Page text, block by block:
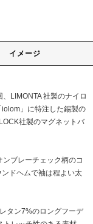
イメージ
LIMONTA 社製のナイロ
」に特注した錫製の
社製のマグネットバ
ブレーチェック柄のコ
ドヘムで袖は程よい太
タン7%のロングフーデ